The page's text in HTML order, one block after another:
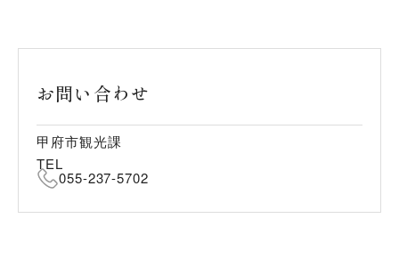
お問い合わせ
甲府市観光課
TEL
055-237-5702